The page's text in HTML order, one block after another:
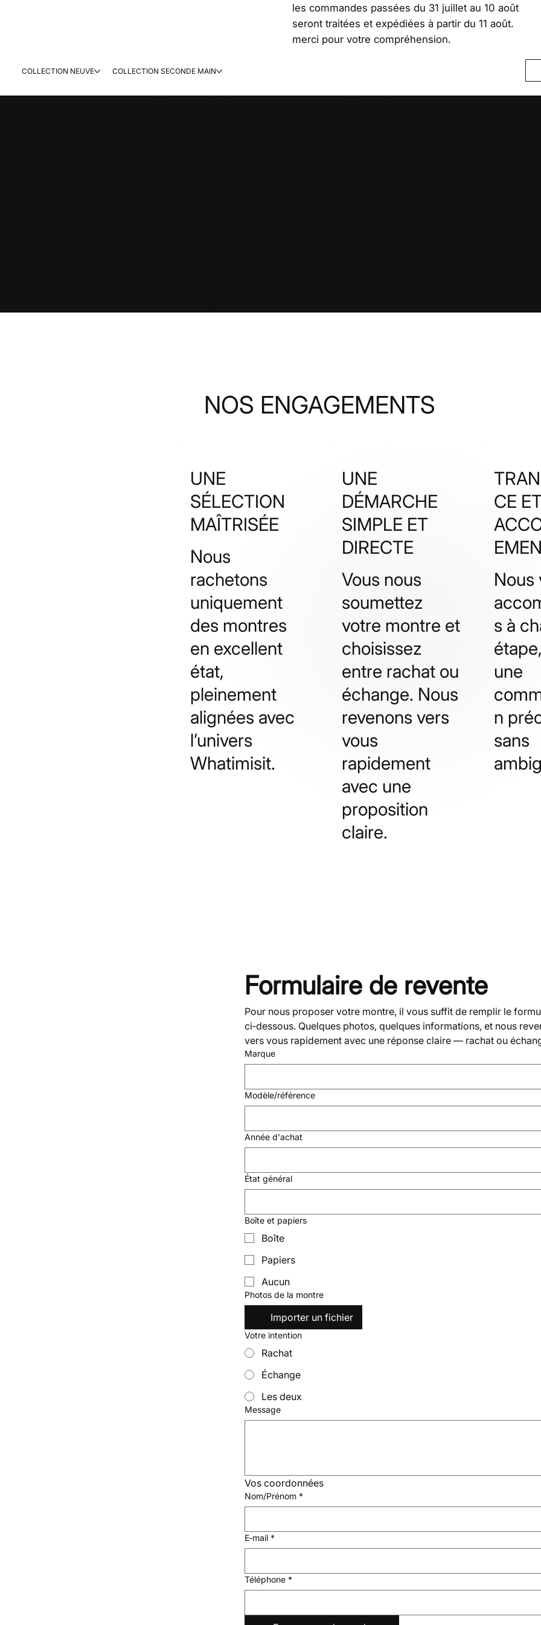
les commandes passées du 31 juillet au 10 août
seront traitées et expédiées à partir du 11 août.
merci pour votre compréhension.
COLLECTION NEUVE COLLECTION SECONDE MAIN
NOS ENGAGEMENTS
UNE
SÉLECTION
MAÎTRISÉE
Nous
rachetons
uniquement
des montres
en excellent
état,
pleinement
alignées avec
l’univers
Whatimisit.
UNE
DÉMARCHE
SIMPLE ET
DIRECTE
Vous nous
soumettez
votre montre et
choisissez
entre rachat ou
échange. Nous
revenons vers
vous
rapidement
avec une
proposition
claire.
CE
Nous
s à
une
n
sans
Formulaire de revente
Pour nous proposer votre montre, il vous suffit de remplir le
ci‑dessous. Quelques photos, quelques informations, et nous
vers vous rapidement avec une réponse claire — rachat ou
Marque
Modèle/référence
Année d'achat
État général
Boîte et papiers
Boîte
Papiers
Aucun
Photos de la montre
Importer un fichier
Votre intention
Rachat
Échange
Les deux
Message
Vos coordonnées
Nom/Prénom *
E‑mail *
Téléphone *